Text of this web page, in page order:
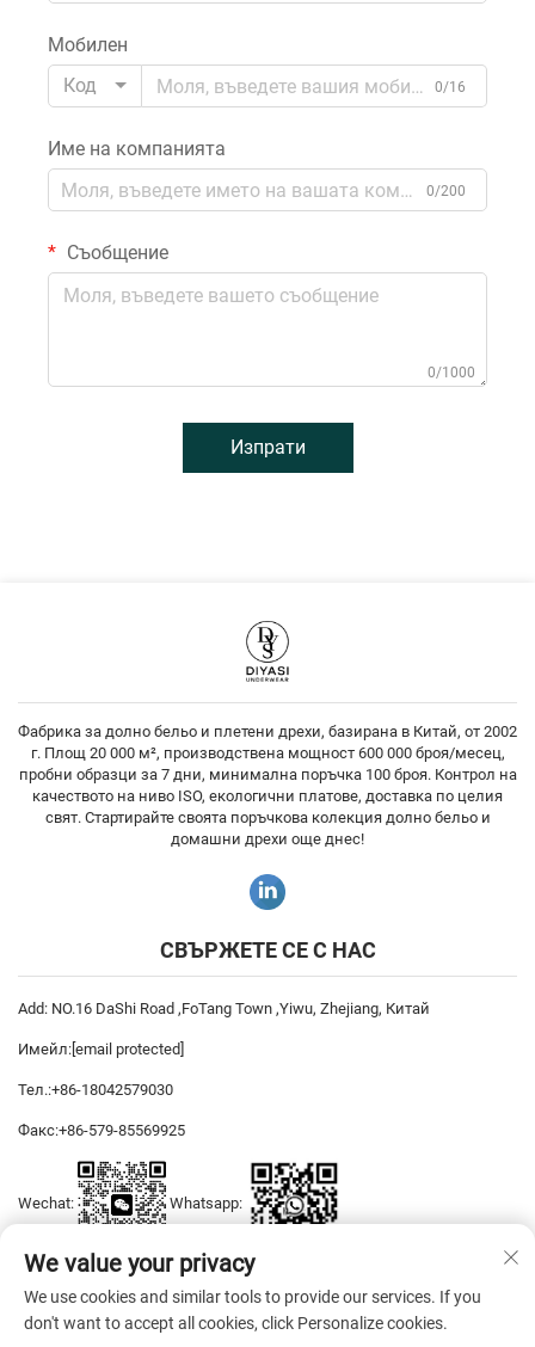
Мобилен
Код
0/16
Име на компанията
0/200
Съобщение
0/1000
Изпрати
Фабрика за долно бельо и плетени дрехи, базирана в Китай, от 2002
г. Площ 20 000 м², производствена мощност 600 000 броя/месец,
пробни образци за 7 дни, минимална поръчка 100 броя. Контрол на
качеството на ниво ISO, екологични платове, доставка по целия
свят. Стартирайте своята поръчкова колекция долно бельо и
домашни дрехи още днес!
СВЪРЖЕТЕ СЕ С НАС
Add: NO.16 DaShi Road ,FoTang Town ,Yiwu, Zhejiang, Китай
Имейл: [email protected]
Тел.:+86-18042579030
Факс:+86-579-85569925
Wechat: Whatsapp:
Авторско право © 2026 YiWu DiYaSi Dress CO., LTD Всички права
We value your privacy
We use cookies and similar tools to provide our services. If you
don't want to accept all cookies, click Personalize cookies.